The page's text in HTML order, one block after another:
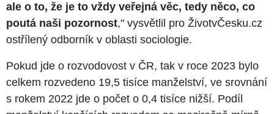
ale o to, že je to vždy veřejná věc, tedy něco, co
poutá naši pozornost," vysvětlil pro ŽivotvČesku.cz
ostřílený odborník v oblasti sociologie.
Pokud jde o rozvodovost v ČR, tak v roce 2023 bylo
celkem rozvedeno 19,5 tisíce manželství, ve srovnání
s rokem 2022 jde o počet o 0,4 tisíce nižší. Podíl